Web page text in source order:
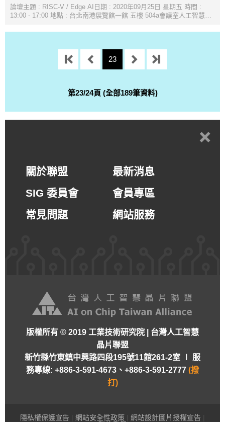
論壇主題 : RISC-V / Edge AI日期 : 2020年09月25日 星期五 時間 :
13:00 - 17:00 地點 : 台北南港展覽館一館 五樓 504a會議室人工智慧
斷增加，這將推...
23
第23/24頁 (全部189筆資料)
+
關於聯盟
最新消息
SIG 委員會
會員專區
常見問題
網站服務
版權所有 © 2019 工業技術研究院 | 台灣人工智慧
晶片聯盟
新竹縣竹東鎮中興路四段195號11館261-2室 ∣ 服
務專線: +886-3-591-4673、+886-3-591-2777 (撥
打)
隱私權保護宣告 網站安全性政策 網站設計圖片授權宣告